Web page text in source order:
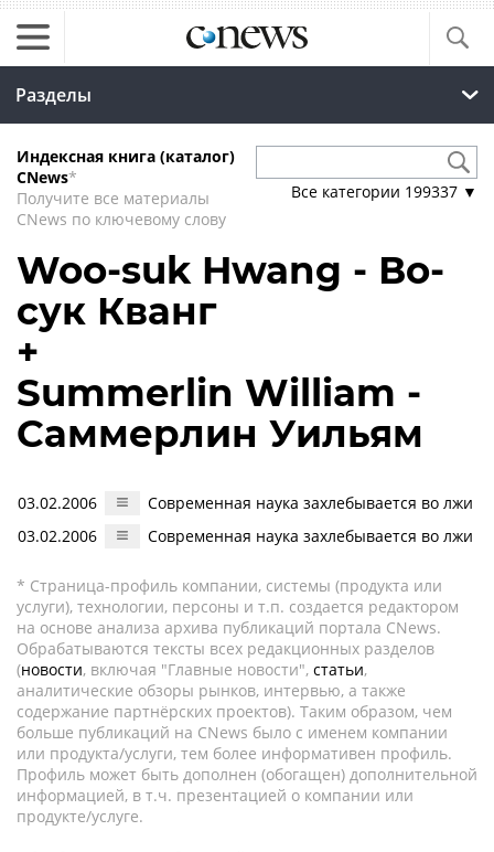
Разделы
Индексная книга (каталог)
CNews*
Получите все материалы
CNews по ключевому слову
Все категории 199337 ▼
Woo-suk Hwang - Во-
сук Кванг
+
Summerlin William -
Саммерлин Уильям
03.02.2006
Современная наука захлебывается во лжи
03.02.2006
Современная наука захлебывается во лжи
* Страница-профиль компании, системы (продукта или
услуги), технологии, персоны и т.п. создается редактором
на основе анализа архива публикаций портала CNews.
Обрабатываются тексты всех редакционных разделов
(новости, включая "Главные новости", статьи,
аналитические обзоры рынков, интервью, а также
содержание партнёрских проектов). Таким образом, чем
больше публикаций на CNews было с именем компании
или продукта/услуги, тем более информативен профиль.
Профиль может быть дополнен (обогащен) дополнительной
информацией, в т.ч. презентацией о компании или
продукте/услуге.